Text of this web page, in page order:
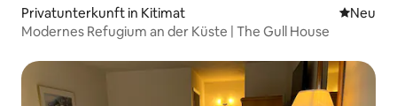
Privatunterkunft in Kitimat Neue
Neu
Modernes Refugium an der Küste | The Gull House